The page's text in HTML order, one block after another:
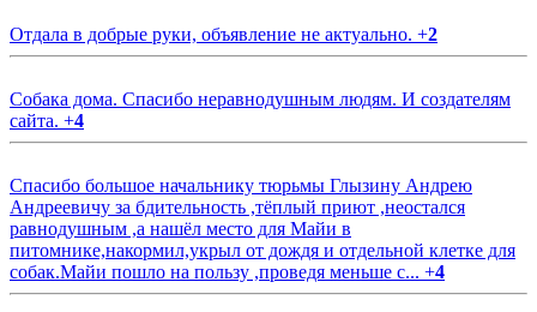
Отдала в добрые руки, объявление не актуально. +2
Собака дома. Спасибо неравнодушным людям. И создателям
сайта. +4
Спасибо большое начальнику тюрьмы Глызину Андрею
Андреевичу за бдительность ,тёплый приют ,неостался
равнодушным ,а нашёл место для Майи в
питомнике,накормил,укрыл от дождя и отдельной клетке для
собак.Майи пошло на пользу ,проведя меньше с... +4